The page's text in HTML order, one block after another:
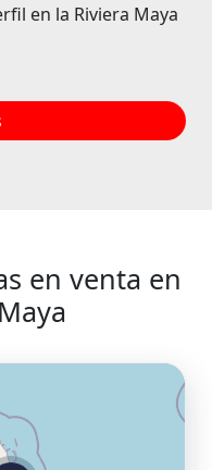
en la Riviera Maya
en venta en